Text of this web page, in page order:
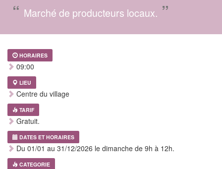
“ Marché de producteurs locaux. ”
HORAIRES
09:00
LIEU
Centre du village
TARIF
Gratuit.
DATES ET HORAIRES
Du 01/01 au 31/12/2026 le dimanche de 9h à 12h.
CATEGORIE